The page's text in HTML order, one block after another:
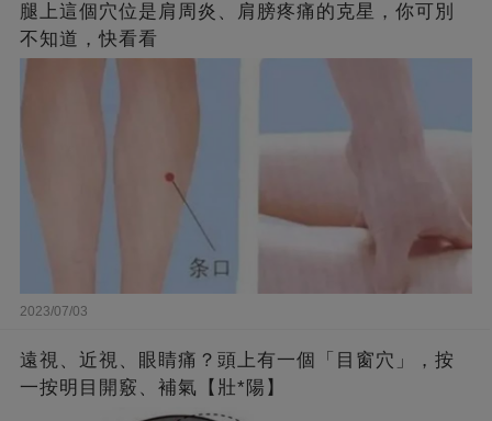
腿上這個穴位是肩周炎、肩膀疼痛的克星，你可別
不知道，快看看
2023/07/03
遠視、近視、眼睛痛？頭上有一個「目窗穴」，按
一按明目開竅、補氣【壯*陽】